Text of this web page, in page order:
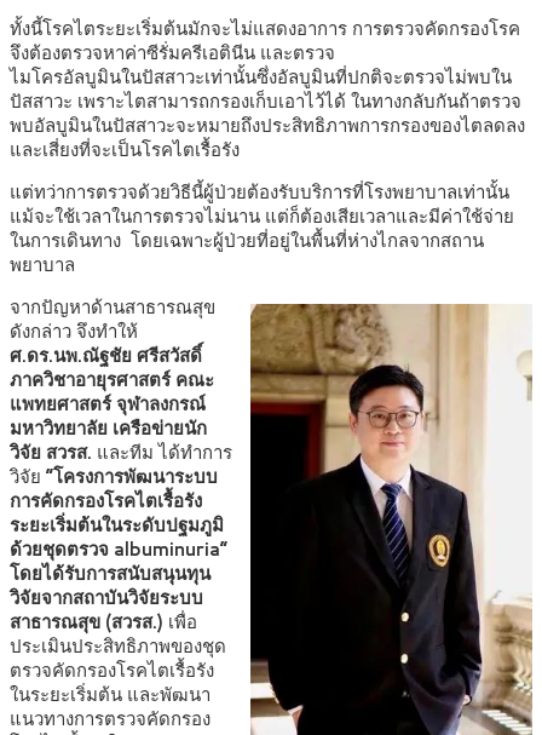
ทั้งนี้โรคไตระยะเริ่มต้นมักจะไม่แสดงอาการ การตรวจคัดกรองโรค
จึงต้องตรวจหาค่าซีรั่มครีเอตินีน และตรวจ
ไมโครอัลบูมินในปัสสาวะเท่านั้นซึ่งอัลบูมินที่ปกติจะตรวจไม่พบใน
ปัสสาวะ เพราะไตสามารถกรองเก็บเอาไว้ได้ ในทางกลับกันถ้าตรวจ
พบอัลบูมินในปัสสาวะจะหมายถึงประสิทธิภาพการกรองของไตลดลง
และเสี่ยงที่จะเป็นโรคไตเรื้อรัง
แต่ทว่าการตรวจด้วยวิธีนี้ผู้ป่วยต้องรับบริการที่โรงพยาบาลเท่านั้น
แม้จะใช้เวลาในการตรวจไม่นาน แต่ก็ต้องเสียเวลาและมีค่าใช้จ่าย
ในการเดินทาง โดยเฉพาะผู้ป่วยที่อยู่ในพื้นที่ห่างไกลจากสถาน
พยาบาล
จากปัญหาด้านสาธารณสุข
ดังกล่าว จึงทำให้
ศ.ดร.นพ.ณัฐชัย ศรีสวัสดิ์
ภาควิชาอายุรศาสตร์ คณะ
แพทยศาสตร์ จุฬาลงกรณ์
มหาวิทยาลัย เครือข่ายนัก
วิจัย สวรส. และทีม ได้ทำการ
วิจัย “โครงการพัฒนาระบบ
การคัดกรองโรคไตเรื้อรัง
ระยะเริ่มต้นในระดับปฐมภูมิ
ด้วยชุดตรวจ albuminuria”
โดยได้รับการสนับสนุนทุน
วิจัยจากสถาบันวิจัยระบบ
สาธารณสุข (สวรส.) เพื่อ
ประเมินประสิทธิภาพของชุด
ตรวจคัดกรองโรคไตเรื้อรัง
ในระยะเริ่มต้น และพัฒนา
แนวทางการตรวจคัดกรอง